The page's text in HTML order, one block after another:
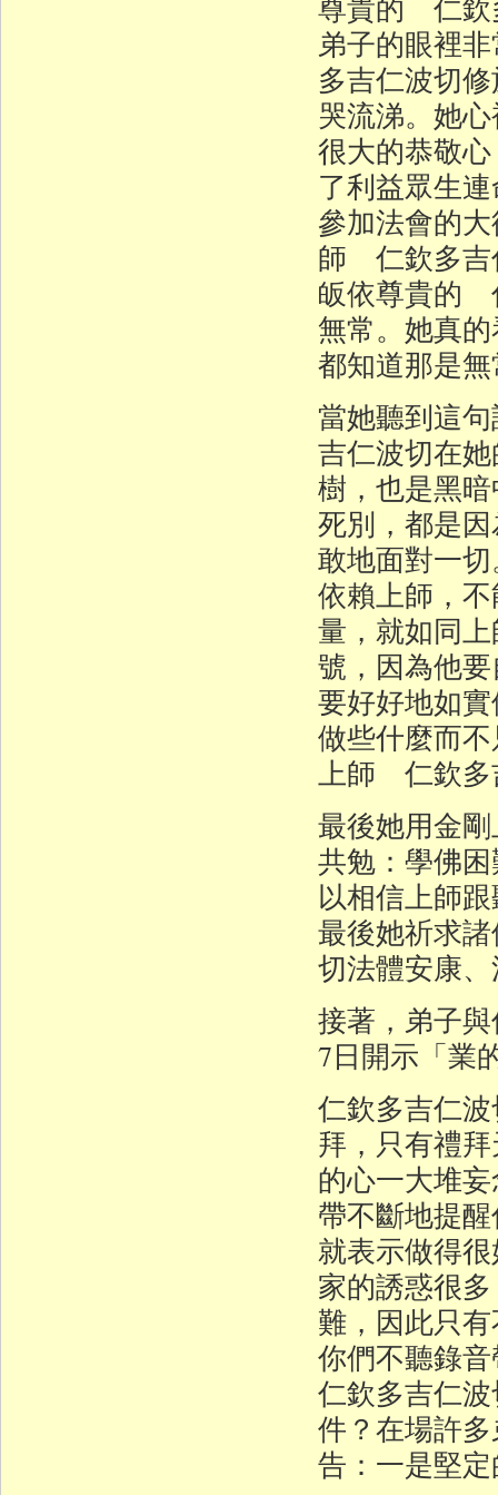
弟子的眼裡
多吉仁波切
哭流涕。她
很大的恭敬
了利益眾生
參加法會的
師 仁欽多吉
皈依尊貴的
無常。她真
都知道那是
當她聽到這
吉仁波切在
樹，也是黑
死別，都是
敢地面對一
依賴上師，
量，就如同
號，因為他
要好好地如
做些什麼而
上師 仁欽多
最後她用金
共勉：學佛
以相信上師
最後她祈求
切法體安康
接著，弟子
7日開示「業
仁欽多吉仁
拜，只有禮
的心一大堆
帶不斷地提
就表示做得
家的誘惑很
難，因此只
你們不聽錄
仁欽多吉仁
件？在場許
告：一是堅